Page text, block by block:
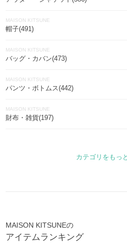
MAISON KITSUNE
帽子(491)
MAISON KITSUNE
バッグ・カバン(473)
MAISON KITSUNE
パンツ・ボトムス(442)
MAISON KITSUNE
財布・雑貨(197)
MAISON KITSUNE
その他ファッション(58)
カテゴリをもっ
MAISON KITSUNEの
アイテムランキング